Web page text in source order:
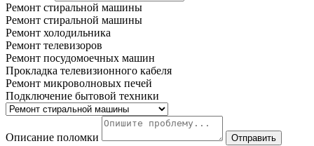
Ремонт стиральной машины
Ремонт стиральной машины
Ремонт холодильника
Ремонт телевизоров
Ремонт посудомоечных машин
Прокладка телевизионного кабеля
Ремонт микроволновых печей
Подключение бытовой техники
Описание поломки Отправить